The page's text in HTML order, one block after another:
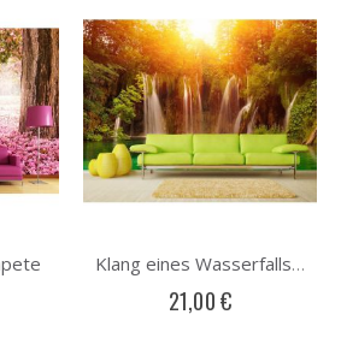
Klang eines Wasserfalls Fototapete
21,00 €